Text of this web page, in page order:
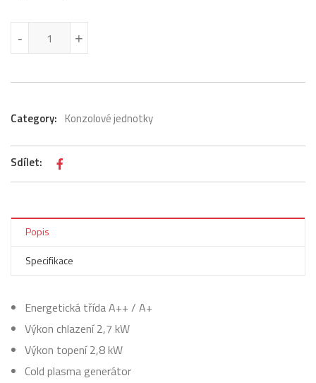
+
- +
-
Category: Konzolové jednotky
Sdílet:
Popis
Specifikace
Energetická třída A++ / A+
Výkon chlazení 2,7 kW
Výkon topení 2,8 kW
Cold plasma generátor